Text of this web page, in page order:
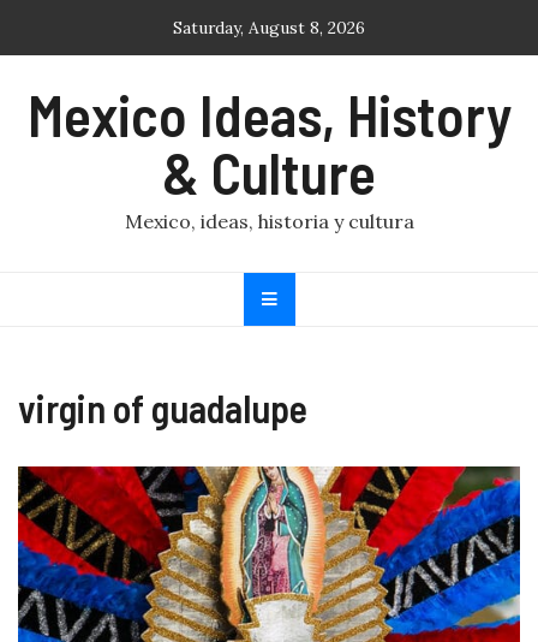
Saturday, August 8, 2026
Mexico Ideas, History
& Culture
Mexico, ideas, historia y cultura
virgin of guadalupe